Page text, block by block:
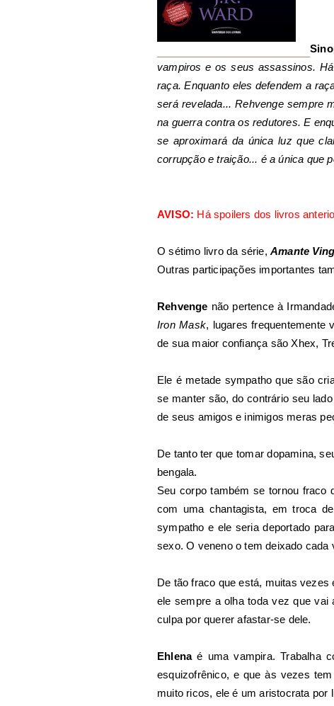
vampiros e os seus assassinos.
raça. Enquanto eles defendem a
será revelada... Rehvenge sempre
na guerra contra os redutores. E
se aproximará da única luz que
corrupção e traição... é a única que
AVISO: Há spoilers dos livros
O sétimo livro da série, Amante
Outras participações importantes
Rehvenge não pertence à
Iron Mask, lugares frequentemente
de sua maior confiança são Xhex,
Ele é metade sympatho que são
se manter são, do contrário seu
de seus amigos e inimigos meras
De tanto ter que tomar dopamina,
bengala.
Seu corpo também se tornou fraco
com uma chantagista, em troca
sympatho e ele seria deportado
sexo. O veneno o tem deixado
De tão fraco que está, muitas
ele sempre a olha toda vez que
culpa por querer afastar-se dele.
Ehlenaé uma vampira. Trabalha
esquizofrênico, e que às vezes
muito ricos, ele é um aristocrata por